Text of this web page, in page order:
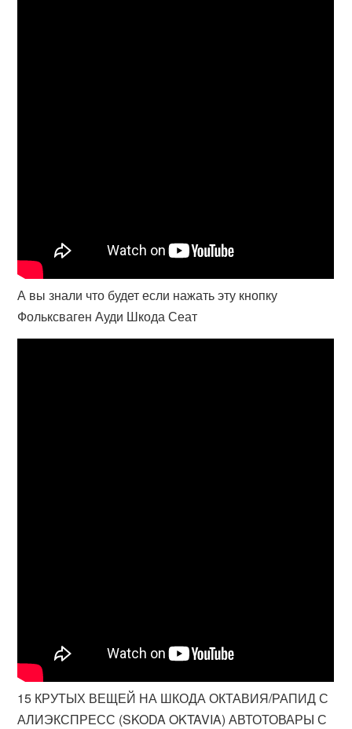
А вы знали что будет если нажать эту кнопку
Фольксваген Ауди Шкода Сеат
15 КРУТЫХ ВЕЩЕЙ НА ШКОДА ОКТАВИЯ/РАПИД С
АЛИЭКСПРЕСС (SKODA OKTAVIA) АВТОТОВАРЫ С